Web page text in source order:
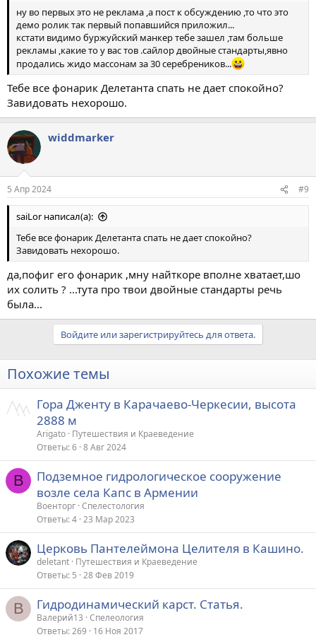
ну во первых это не реклама ,а пост к обсуждению ,то что это
демо ролик так первый попавшийся приложил...
кстати видимо буржуйский манкер тебе зашел ,там больше
рекламы ,какие то у вас тов .сайлор двойные стандарты,явно
продались жидо массонам за 30 серебреников...
Тебе все фонарик Делетанта спать не дает спокойно?
Завидовать нехорошо.
widdmarker
5 Апр 2024 #9
saiLor написал(а):
Тебе все фонарик Делетанта спать не дает спокойно?
Завидовать нехорошо.
да,пофиг его фонарик ,мну найткоре вполне хватает,шо
их солить ? ...тута про твои двойные стандарты речь
была...
Войдите или зарегистрируйтесь для ответа.
Похожие темы
Гора Дженту в Карачаево‑Черкесии, высота
2888 м
Arigato Путешествия и Краеведение
Ответы 6 8 Авг 2024
В
Подземное гидрологическое сооружение
возле села Капс в Армении
Военторг Спелестология
Ответы 4 23 Мар 2023
Церковь Пантелеймона Целителя в Кашино.
deletant Путешествия и Краеведение
Ответы 5 28 Фев 2019
В Гидродинамический карст. Статья.
Валерий13 Спелеология
Ответы 269 16 Ноя 2017